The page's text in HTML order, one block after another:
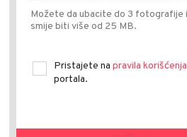
Možete da ubacite do 3 fotografije
smije biti više od 25 MB.
Pristajete na pravila korišćenja
portala.